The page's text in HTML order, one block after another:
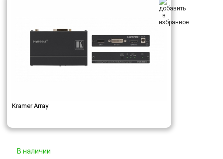
Kramer Array
В наличии